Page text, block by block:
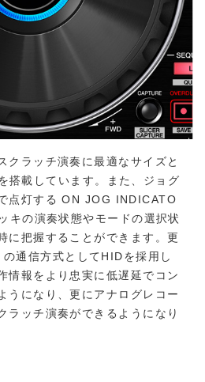
クラッチ演奏に最適なサイズと
搭載しています。また、ジョグ
点灯する ON JOG INDICATO
キの演奏状態やモードの選択状
に把握することができます。更
通信方式としてHIDを採用し
情報をより忠実に低遅延でコン
うになり、更にアナログレコー
ラッチ演奏ができるようになり